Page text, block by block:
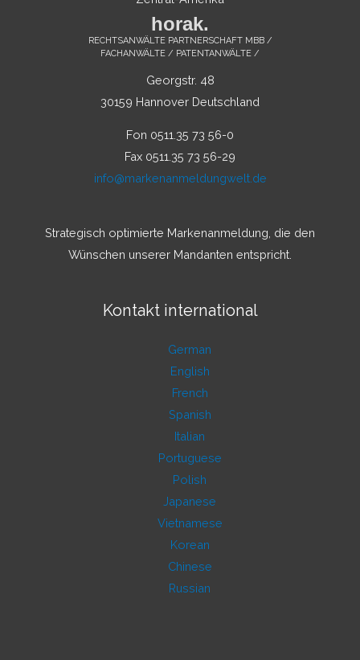
horak.
RECHTSANWÄLTE PARTNERSCHAFT MBB /
FACHANWÄLTE / PATENTANWÄLTE /
Georgstr. 48
30159 Hannover Deutschland
Fon 0511.35 73 56-0
Fax 0511.35 73 56-29
info@markenanmeldungwelt.de
Strategisch optimierte Markenanmeldung, die den
Wünschen unserer Mandanten entspricht.
Kontakt international
English
French
Spanish
Italian